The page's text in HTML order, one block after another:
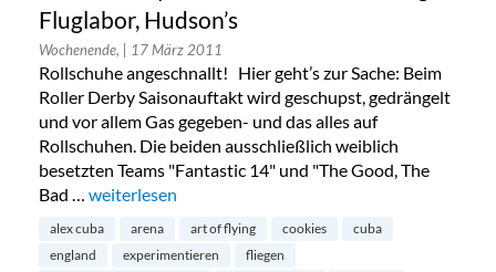
Fluglabor, Hudson’s
Wochenende, | 17 März 2011
Rollschuhe angeschnallt! Hier geht’s zur Sache: Beim
Roller Derby Saisonauftakt wird geschupst, gedrängelt
und vor allem Gas gegeben- und das alles auf
Rollschuhen. Die beiden ausschließlich weiblich
besetzten Teams "Fantastic 14" und "The Good, The
Bad … „Roller Derby, Havana Cultura Club Night, Fluglabor,
weiterlesen
alex cuba arena art of flying cookies
cuba
england
experimentieren
fliegen